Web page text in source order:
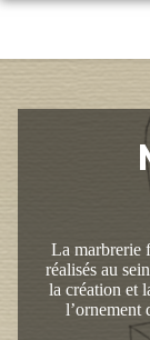
Aller
contenu
ORGANISER
PRÉVOIR SES
MONUMENTS
SERVICES
POMPES
POMPES
POMPES
POMPES
CHAMBRES
CHAMBRE
CHAMBRE
ESPACES
NOTRE HISTOIRE
La marbrerie
réalisés au
la création et
l’ornement